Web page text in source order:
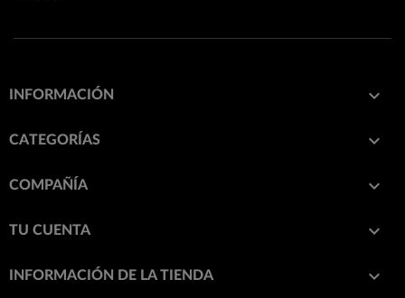
INFORMACIÓN 
CATEGORÍAS 
COMPAÑÍA 
TU CUENTA 
INFORMACIÓN DE LA TIENDA keyboard_arrow_down